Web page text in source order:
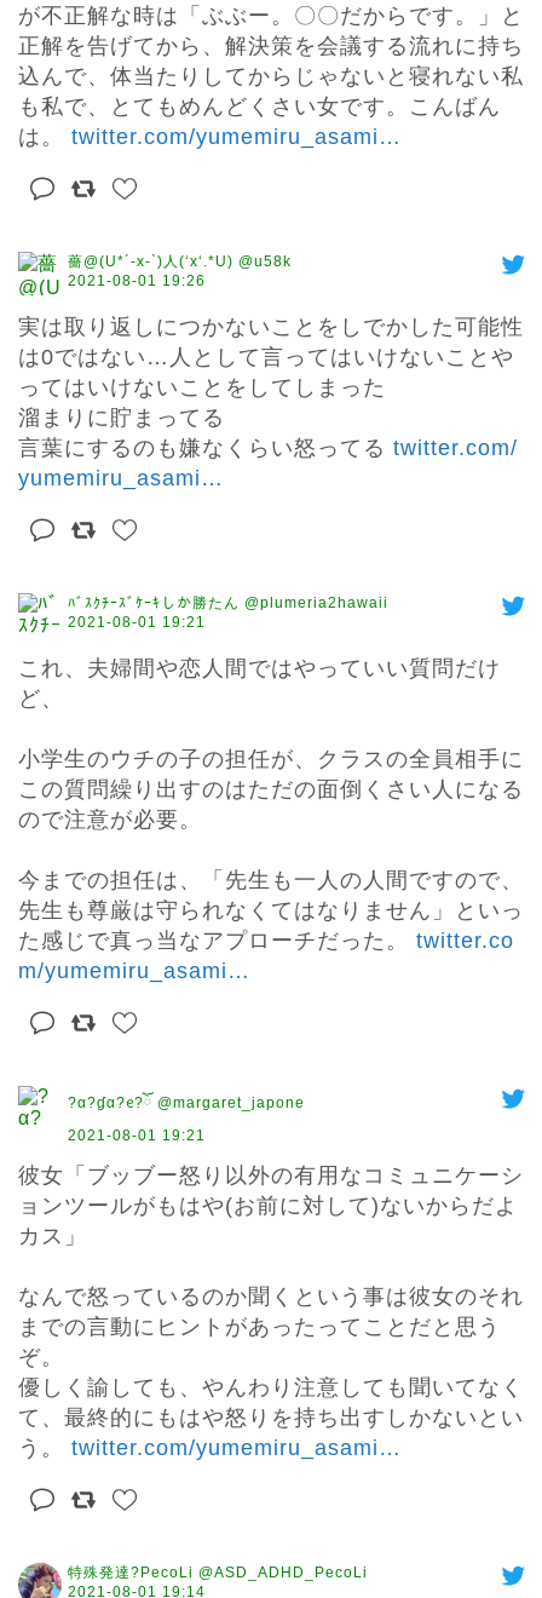
が不正解な時は「ぶぶー。〇〇だからです。」と
正解を告げてから、解決策を会議する流れに持ち
込んで、体当たりしてからじゃないと寝れない私
も私で、とてもめんどくさい女です。こんばん
は。 twitter.com/yumemiru_asami …
薔@(U*´-x-`)人(‘x‘.*U) @u58k
2021-08-01 19:26
実は取り返しにつかないことをしでかした可能性
は0ではない…人として言ってはいけないことや
ってはいけないことをしてしまった
溜まりに貯まってる
言葉にするのも嫌なくらい怒ってる twitter.com/
yumemiru_asami …
ﾊﾞｽｸﾁｰｽﾞｹｰｷしか勝たん @plumeria2hawaii
2021-08-01 19:21
これ、夫婦間や恋人間ではやっていい質問だけ
ど、
小学生のウチの子の担任が、クラスの全員相手に
この質問繰り出すのはただの面倒くさい人になる
ので注意が必要。
今までの担任は、「先生も一人の人間ですので、
先生も尊厳は守られなくてはなりません」といっ
た感じで真っ当なアプローチだった。 twitter.co
m/yumemiru_asami …
?α?ɠα?ᧉ?ོ @margaret_japone
2021-08-01 19:21
彼女「ブッブー怒り以外の有用なコミュニケーシ
ョンツールがもはや(お前に対して)ないからだよ
カス」
なんで怒っているのか聞くという事は彼女のそれ
までの言動にヒントがあったってことだと思う
ぞ。
優しく諭しても、やんわり注意しても聞いてなく
て、最終的にもはや怒りを持ち出すしかないとい
う。 twitter.com/yumemiru_asami …
特殊発達?PecoLi @ASD_ADHD_PecoLi
2021-08-01 19:14